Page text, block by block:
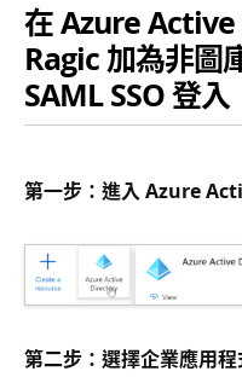
在 Azure
Ragic 加為非圖
SAML SSO 登入
第一步：進入 Azure
第二步：選擇企業應用